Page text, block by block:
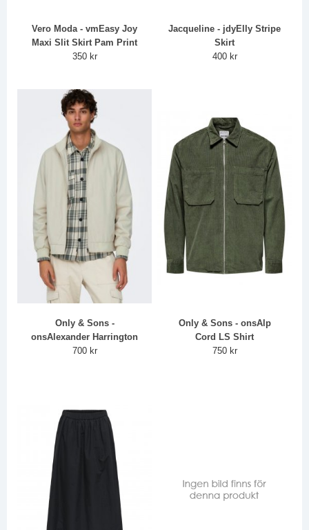
Vero Moda - vmEasy Joy
Maxi Slit Skirt Pam Print
350 kr
Jacqueline - jdyElly Stripe
Skirt
400 kr
Only & Sons -
onsAlexander Harrington
700 kr
Only & Sons - onsAlp
Cord LS Shirt
750 kr